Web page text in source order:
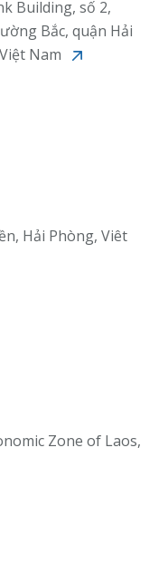
Building, số 2,
Bắc, quận Hải
Nam
Hải Phòng, Viêt
Zone of Laos,